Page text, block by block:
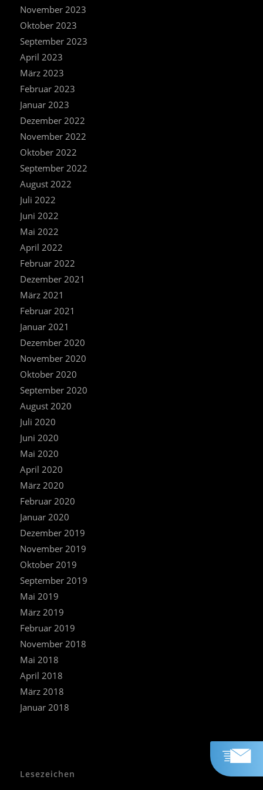
November 2023
Oktober 2023
September 2023
April 2023
März 2023
Februar 2023
Januar 2023
Dezember 2022
November 2022
Oktober 2022
September 2022
August 2022
Juli 2022
Juni 2022
Mai 2022
April 2022
Februar 2022
Dezember 2021
März 2021
Februar 2021
Januar 2021
Dezember 2020
November 2020
Oktober 2020
September 2020
August 2020
Juli 2020
Juni 2020
Mai 2020
April 2020
März 2020
Februar 2020
Januar 2020
Dezember 2019
November 2019
Oktober 2019
September 2019
Mai 2019
März 2019
Februar 2019
November 2018
Mai 2018
April 2018
März 2018
Januar 2018
Lesezeichen